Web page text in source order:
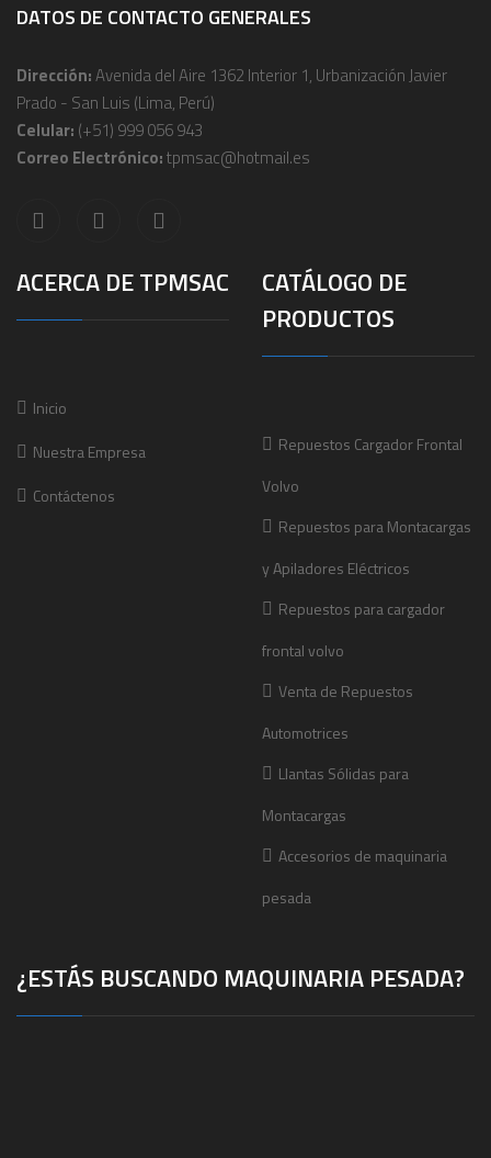
DATOS DE CONTACTO GENERALES
Dirección:Avenida del Aire 1362 Interior 1, Urbanización Javier
Prado - San Luis (Lima, Perú)
Celular: (+51) 999 056 943
Correo Electrónico:tpmsac@hotmail.es
ACERCA DE TPMSAC
Inicio
Nuestra Empresa
Contáctenos
CATÁLOGO DE
PRODUCTOS
Repuestos Cargador Frontal
Volvo
Repuestos para Montacargas
y Apiladores Eléctricos
Repuestos para cargador
frontal volvo
Venta de Repuestos
Automotrices
Llantas Sólidas para
Montacargas
Accesorios de maquinaria
pesada
¿ESTÁS BUSCANDO MAQUINARIA PESADA?